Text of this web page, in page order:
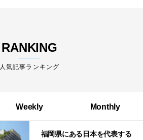
RANKING
人気記事ランキング
Weekly Monthly
福岡県にある日本を代表する